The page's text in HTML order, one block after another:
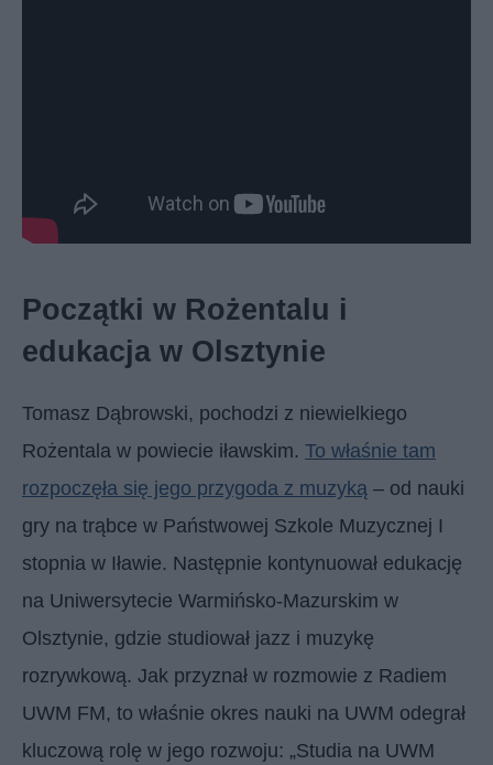
Początki w Rożentalu i
edukacja w Olsztynie
Tomasz Dąbrowski, pochodzi z niewielkiego
Rożentala w powiecie iławskim. To właśnie tam
rozpoczęła się jego przygoda z muzyką – od nauki
gry na trąbce w Państwowej Szkole Muzycznej I
stopnia w Iławie. Następnie kontynuował edukację
na Uniwersytecie Warmińsko-Mazurskim w
Olsztynie, gdzie studiował jazz i muzykę
rozrywkową. Jak przyznał w rozmowie z Radiem
UWM FM, to właśnie okres nauki na UWM odegrał
kluczową rolę w jego rozwoju: „Studia na UWM